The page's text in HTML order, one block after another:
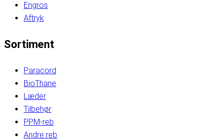
Engros
Aftryk
Sortiment
Paracord
BioThane
Læder
Tilbehør
PPM-reb
Andre reb